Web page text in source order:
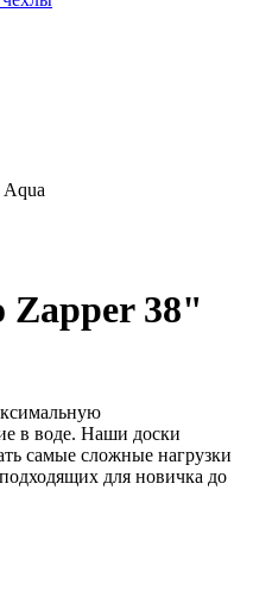
Zapper 38"
в воде. Наши доски
самые сложные нагрузки
для новичка до